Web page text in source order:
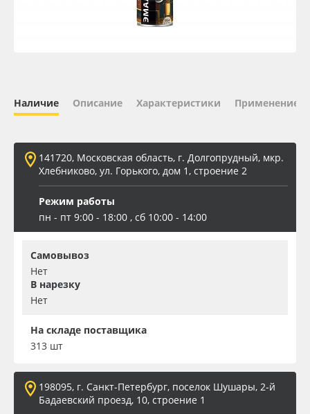
ПЭТ бэклит
Вспененный ПВХ
Заготовки для сувениров
Наличие Описание Характеристики Применение
141720, Московская область, г. Долгопрудный, мкр.
Хлебниково, ул. Горького, дом 1, строение 2
Режим работы
пн - пт 9:00 - 18:00 , сб 10:00 - 14:00
Самовывоз
Нет
В нарезку
Нет
На складе поставщика
313 шт
198095, г. Санкт-Петербург, поселок Шушары, 2-й
Бадаевский проезд, 10, строение 1